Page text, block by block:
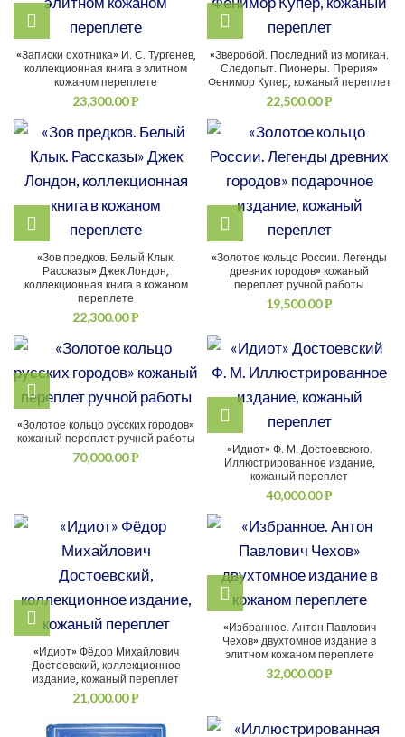
«Записки охотника» И. С. Тургенев,
коллекционная книга в элитном
кожаном переплете
23,300.00Р
«Зверобой. Последний из могикан.
Следопыт. Пионеры. Прерия»
Фенимор Купер, кожаный переплет
22,500.00Р
«Зов предков. Белый Клык.
Рассказы» Джек Лондон,
коллекционная книга в кожаном
переплете
22,300.00Р
«Золотое кольцо России. Легенды
древних городов» кожаный
переплет ручной работы
19,500.00Р
«Золотое кольцо русских городов»
кожаный переплет ручной работы
70,000.00Р
«Идиот» Ф. М. Достоевского.
Иллюстрированное издание,
кожаный переплет
40,000.00Р
«Идиот» Фёдор Михайлович
Достоевский, коллекционное
издание, кожаный переплет
21,000.00Р
«Избранное. Антон Павлович
Чехов» двухтомное издание в
элитном кожаном переплете
32,000.00Р